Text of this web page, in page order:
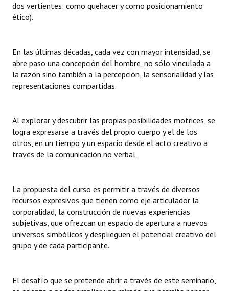
dos vertientes: como quehacer y como posicionamiento
ético).
En las últimas décadas, cada vez con mayor intensidad, se
abre paso una concepción del hombre, no sólo vinculada a
la razón sino también a la percepción, la sensorialidad y las
representaciones compartidas.
Al explorar y descubrir las propias posibilidades motrices, se
logra expresarse a través del propio cuerpo y el de los
otros, en un tiempo y un espacio desde el acto creativo a
través de la comunicación no verbal.
La propuesta del curso es permitir a través de diversos
recursos expresivos que tienen como eje articulador la
corporalidad, la construcción de nuevas experiencias
subjetivas, que ofrezcan un espacio de apertura a nuevos
universos simbólicos y desplieguen el potencial creativo del
grupo y de cada participante.
El desafío que se pretende abrir a través de este seminario,